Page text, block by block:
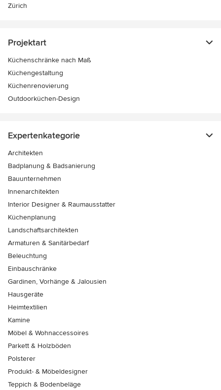
Zürich
Projektart
Küchenschränke nach Maß
Küchengestaltung
Küchenrenovierung
Outdoorküchen-Design
Expertenkategorie
Architekten
Badplanung & Badsanierung
Bauunternehmen
Innenarchitekten
Interior Designer & Raumausstatter
Küchenplanung
Landschaftsarchitekten
Armaturen & Sanitärbedarf
Beleuchtung
Einbauschränke
Gardinen, Vorhänge & Jalousien
Hausgeräte
Heimtextilien
Kamine
Möbel & Wohnaccessoires
Parkett & Holzböden
Polsterer
Produkt- & Möbeldesigner
Teppich & Bodenbeläge